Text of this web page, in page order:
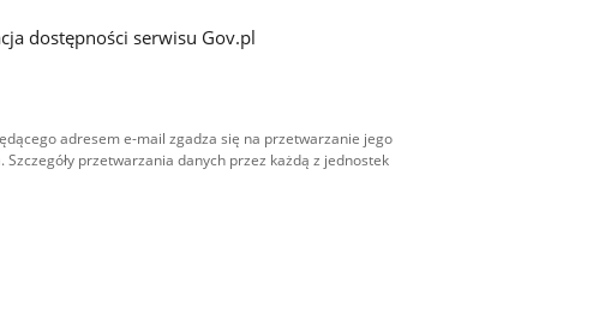
dostępności serwisu Gov.pl
adresem e-mail zgadza się na przetwarzanie jego
przetwarzania danych przez każdą z jednostek